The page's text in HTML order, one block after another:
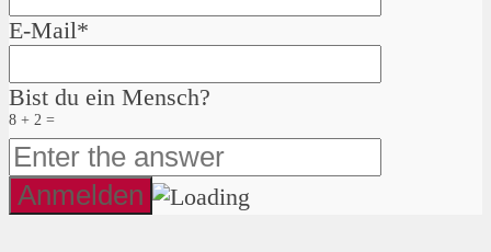
E-Mail*
Bist du ein Mensch?
8 + 2 =